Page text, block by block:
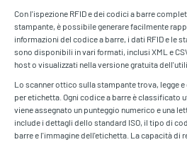
Con l'ispezione RFID e dei codici a barre
stampante, è possibile generare facilmente
informazioni del codice a barre, i dati RFID e le
sono disponibili in vari formati, inclusi XML e
host o visualizzati nella versione gratuita
Lo scanner ottico sulla stampante trova, legge
per etichetta. Ogni codice a barre è classificato
viene assegnato un punteggio numerico e una
include i dettagli dello standard ISO, il tipo di
barre e l'immagine dell'etichetta. La capacità di